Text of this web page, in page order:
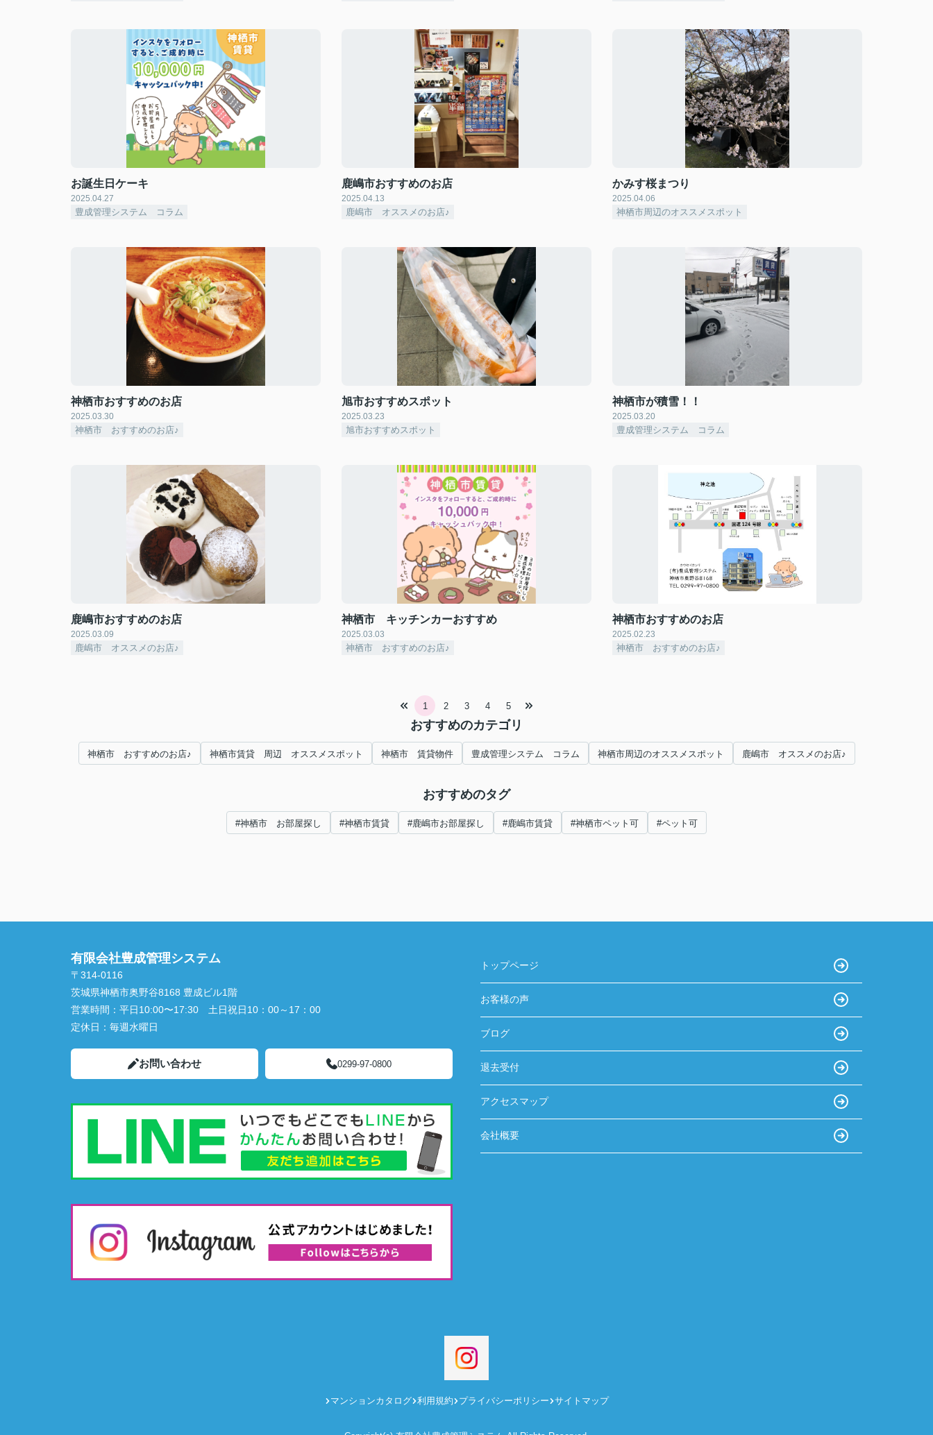
お誕生日ケーキ
2025.04.27
豊成管理システム コラム
鹿嶋市おすすめのお店
2025.04.13
鹿嶋市 オススメのお店♪
かみす桜まつり
2025.04.06
神栖市周辺のオススメスポット
神栖市おすすめのお店
2025.03.30
神栖市 おすすめのお店♪
旭市おすすめスポット
2025.03.23
旭市おすすめスポット
神栖市が積雪！！
2025.03.20
豊成管理システム コラム
鹿嶋市おすすめのお店
2025.03.09
鹿嶋市 オススメのお店♪
神栖市 キッチンカーおすすめ
2025.03.03
神栖市 おすすめのお店♪
神栖市おすすめのお店
2025.02.23
神栖市 おすすめのお店♪
1 2 3 4 5
おすすめのカテゴリ
神栖市 おすすめのお店♪ 神栖市賃貸 周辺 オススメスポット 神栖市 賃貸物件 豊成管理システム コラム 神栖市周辺のオススメスポット 鹿嶋市 オススメのお店♪
おすすめのタグ
#神栖市 お部屋探し #神栖市賃貸 #鹿嶋市お部屋探し #鹿嶋市賃貸 #神栖市ペット可 #ペット可
有限会社豊成管理システム
〒314-0116
茨城県神栖市奥野谷8168 豊成ビル1階
営業時間： 平日10:00〜17:30 土日祝日10：00～17：00
定休日： 毎週水曜日
お問い合わせ 0299-97-0800
トップページ
お客様の声
ブログ
退去受付
アクセスマップ
会社概要
マンションカタログ 利用規約 プライバシーポリシー サイトマップ